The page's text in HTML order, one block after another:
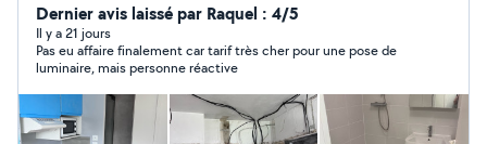
un haut niveau de qualité et de finition. Plomberie &
installation sanitaire Installation, remplacement et
dépannage de WC, éviers, lavabos, robinetterie, parois
et receveurs de douche. Intervention rapide en cas de
fuite ou panne urgente. Installation électrique &
dépannage Petits travaux électriques, installations,
Dernier avis laissé par Raquel : 4/5
Il y a 21 jours
Pas eu affaire finalement car tarif très cher pour une pose de
luminaire, mais personne réactive